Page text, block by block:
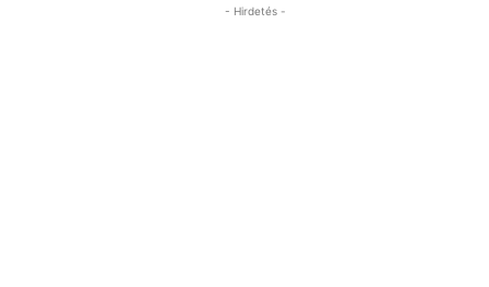
- Hirdetés -